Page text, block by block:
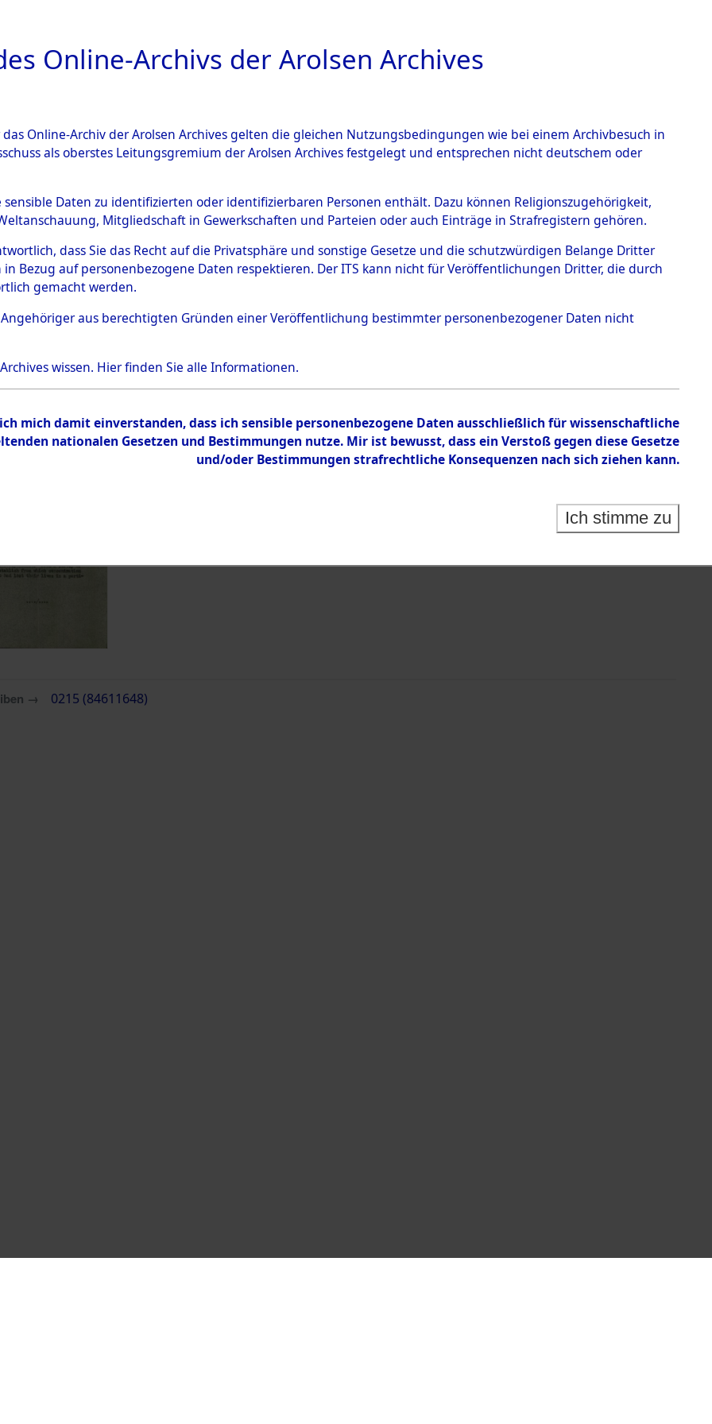
ARCHIVALE ÜBERSICHT BILD
aus den Ergebnissen der
→0001 (84611432)→0215
0215 (84611648)
Übergeordnetes
Auskunftserteilung aus den Ergebnissen der
→ 0215 (84611648)
Online-Archivs der Arolsen Archives
Online-Archiv der Arolsen Archives gelten die gleichen Nutzungsbedingungen wie bei einem Archivbesuch in
als oberstes Leitungsgremium der Arolsen Archives festgelegt und entsprechen nicht deutschem oder
sensible Daten zu identifizierten oder identifizierbaren Personen enthält. Dazu können Religionszugehörigkeit,
Mitgliedschaft in Gewerkschaften und Parteien oder auch Einträge in Strafregistern gehören.
dass Sie das Recht auf die Privatsphäre und sonstige Gesetze und die schutzwürdigen Belange Dritter
Bezug auf personenbezogene Daten respektieren. Der ITS kann nicht für Veröffentlichungen Dritter, die durch
gemacht werden.
Angehöriger aus berechtigten Gründen einer Veröffentlichung bestimmter personenbezogener Daten nicht
wissen. Hierfinden Sie alle Informationen.
mich damit einverstanden, dass ich sensible personenbezogene Daten ausschließlich für wissenschaftliche
nationalen Gesetzen und Bestimmungen nutze. Mir ist bewusst, dass ein Verstoß gegen diese Gesetze
und/oder Bestimmungen strafrechtliche Konsequenzen nach sich ziehen kann.
Ich stimme zu